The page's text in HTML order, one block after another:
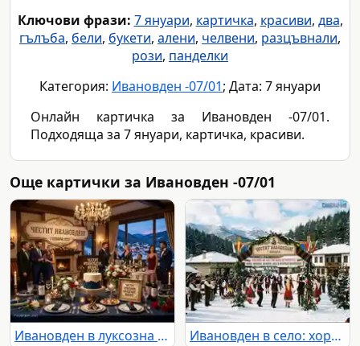
Ключови фрази: 7 януари, картичка, красиви, два,
гълъба, бели, букети, алени, челвени, разцъвнали,
рози, панделки
Категория: Ивановден -07/01; Дата: 7 януари
Онлайн картичка за Ивановден -07/01.
Подходяща за 7 януари, картичка, красиви.
Още картички за Ивановден -07/01
Ивановден в луксозна планинска вила с елегантни гости и богата трапеза. Ивановден в село: хоро, носии и зимна магия сред заснежени планини.